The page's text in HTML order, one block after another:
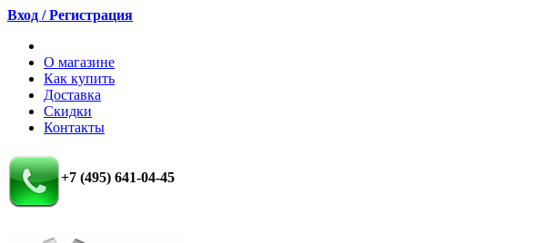
Вход / Регистрация
О магазине
Как купить
Доставка
Скидки
Контакты
+7 (495) 641-04-45